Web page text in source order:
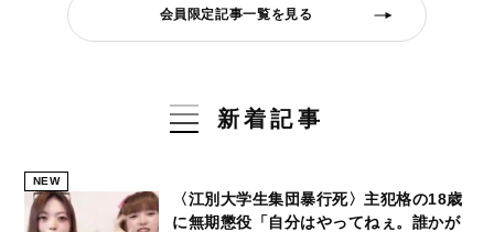
会員限定記事一覧を見る
新着記事
NEW
〈江別大学生集団暴行死〉主犯格の18歳
に無期懲役「自分はやってねぇ。誰かが